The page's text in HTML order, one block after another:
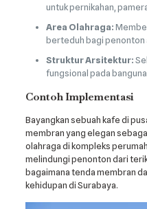
untuk pernikahan,
Area Olahraga:
berteduh bagi penonton
Struktur Arsitektur:
fungsional pada
Contoh Implementasi
Bayangkan sebuah kafe di
membran yang elegan
olahraga di kompleks
melindungi penonton dari
bagaimana tenda membran
kehidupan di Surabaya.